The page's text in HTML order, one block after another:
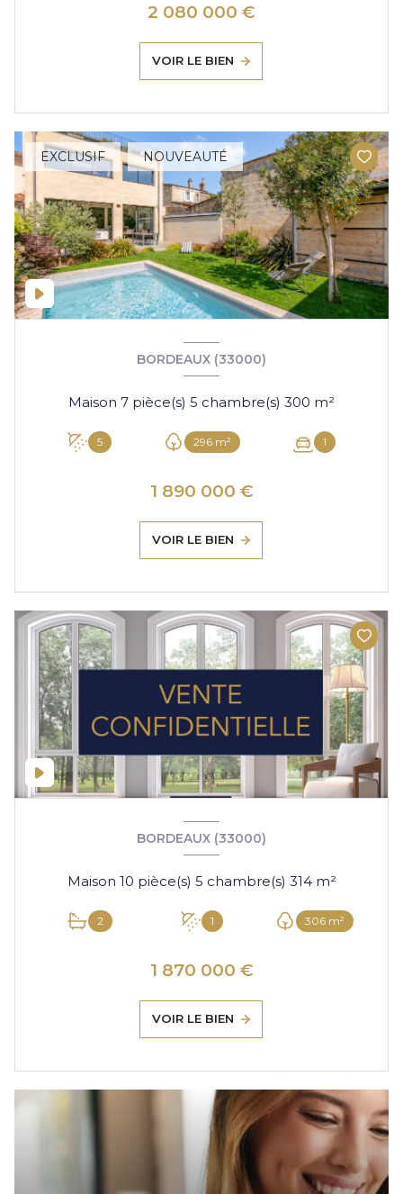
2 080 000 €
VOIR LE BIEN
EXCLUSIF NOUVEAUTÉ
BORDEAUX (33000)
Maison 7 pièce(s) 5 chambre(s) 300 m²
5 296 m² 1
1 890 000 €
VOIR LE BIEN
BORDEAUX (33000)
Maison 10 pièce(s) 5 chambre(s) 314 m²
2 1 306 m²
1 870 000 €
VOIR LE BIEN